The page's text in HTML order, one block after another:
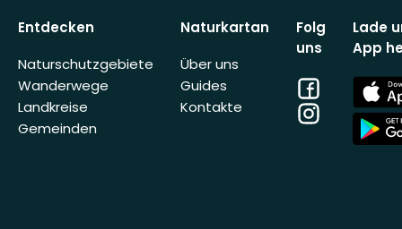
Entdecken
Naturschutzgebiete
Wanderwege
Landkreise
Gemeinden
Naturkartan
Über uns
Guides
Kontakte
Folg
uns
Facebook
Instagram
Lade
App
App
Store
App
Store